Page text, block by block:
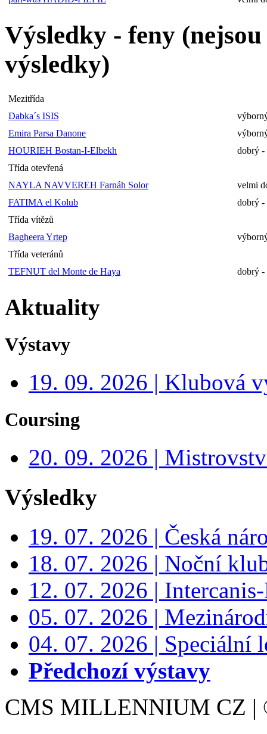
Výsledky - feny
výsledky)
Mezitřída
Dabka´s ISIS
Emira Parsa Danone
HOURIEH Bostan-I-Elbekh
dobrý -
Třída otevřená
NAYLA NAVVEREH Farnáh Solor
velmi
FATIMA el Kolub
dobrý -
Třída vítězů
Bagheera Yrtep
Třída veteránů
TEFNUT del Monte de Haya
dobrý -
Aktuality
Výstavy
19. 09. 2026 | Klubová
Coursing
20. 09. 2026 |
Výsledky
19. 07. 2026 | Česká
18. 07. 2026 | Noční
12. 07. 2026 |
05. 07. 2026 |
04. 07. 2026 | Speciální
Předchozí výstavy
CMS MILLENNIUM CZ |